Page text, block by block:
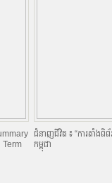
Term
ជំនាញជីវិត ៖ “ការតាំង
កម្ពុជា